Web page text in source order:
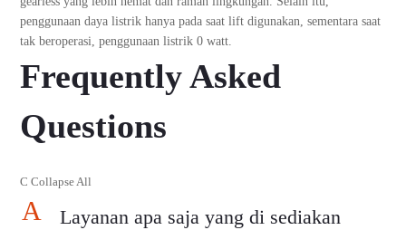
penggunaan daya listrik hanya pada saat lift digunakan, sementara saat
tak beroperasi, penggunaan listrik 0 watt.
Frequently Asked
Questions
C Collapse All
A
Layanan apa saja yang di sediakan